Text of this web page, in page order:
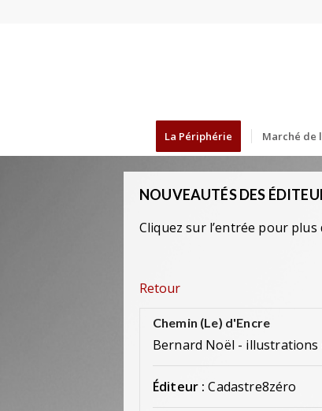
La Périphérie Marché de
NOUVEAUTÉS DES
Cliquez sur l’entrée pour plus
Retour
Chemin (Le) d'Encre
Bernard Noël - illustrations
Éditeur : Cadastre8zéro